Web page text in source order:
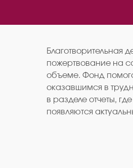
Благотворительная
пожертвование на
объеме. Фонд
оказавшимся в
в разделе отчеты,
появляются